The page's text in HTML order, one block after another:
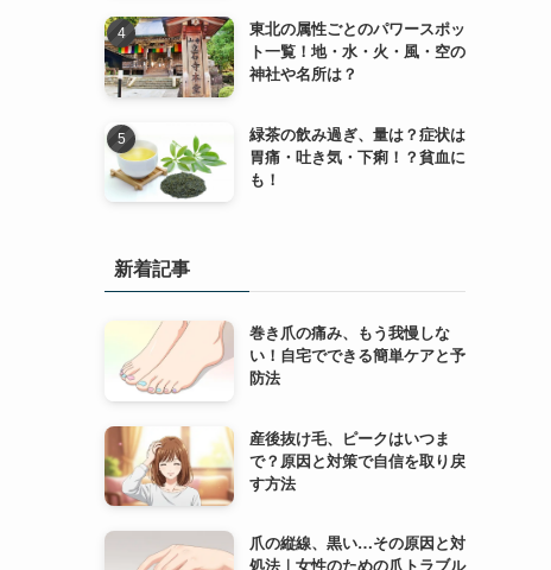
東北の属性ごとのパワースポッ
ト一覧！地・水・火・風・空の
神社や名所は？
緑茶の飲み過ぎ、量は？症状は
胃痛・吐き気・下痢！？貧血に
も！
新着記事
巻き爪の痛み、もう我慢しな
い！自宅でできる簡単ケアと予
防法
産後抜け毛、ピークはいつま
で？原因と対策で自信を取り戻
す方法
爪の縦線、黒い…その原因と対
処法｜女性のための爪トラブル